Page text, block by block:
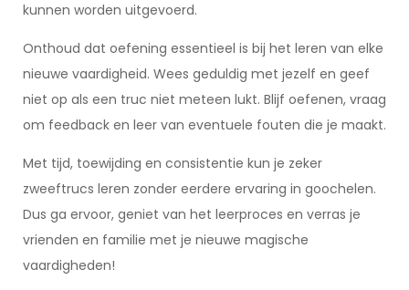
kunnen worden uitgevoerd.
Onthoud dat oefening essentieel is bij het leren van elke
nieuwe vaardigheid. Wees geduldig met jezelf en geef
niet op als een truc niet meteen lukt. Blijf oefenen, vraag
om feedback en leer van eventuele fouten die je maakt.
Met tijd, toewijding en consistentie kun je zeker
zweeftrucs leren zonder eerdere ervaring in goochelen.
Dus ga ervoor, geniet van het leerproces en verras je
vrienden en familie met je nieuwe magische
vaardigheden!